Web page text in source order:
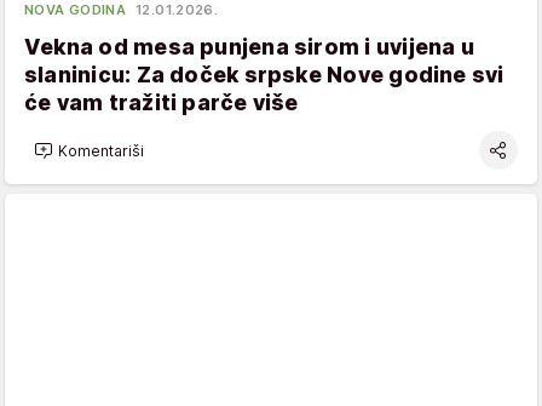
NOVA GODINA 12.01.2026.
Vekna od mesa punjena sirom i uvijena u
slaninicu: Za doček srpske Nove godine svi
će vam tražiti parče više
Komentariši